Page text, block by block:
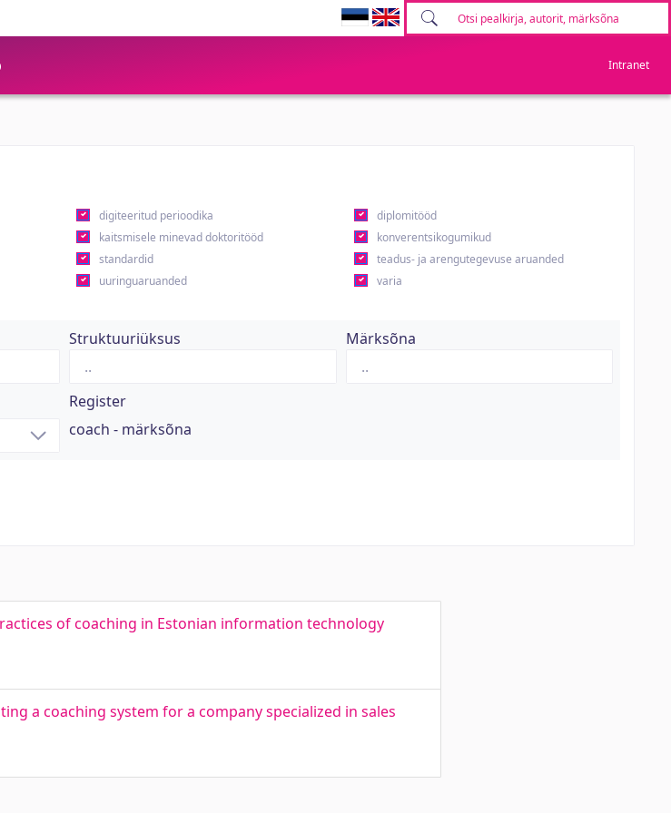
Intranet
digiteeritud perioodika
diplomitööd
kaitsmisele minevad doktoritööd
konverentsikogumikud
standardid
teadus- ja arengutegevuse aruanded
uuringuaruanded
varia
Struktuuriüksus Märksõna
Register
coach - märksõna
of coaching in Estonian information technology
a coaching system for a company specialized in sales